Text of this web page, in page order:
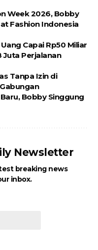
Week 2026, Bobby
Fashion Indonesia
Capai Rp50 Miliar
Juta Perjalanan
Tanpa Izin di
Bobby Singgung
Newsletter
breaking news
inbox.